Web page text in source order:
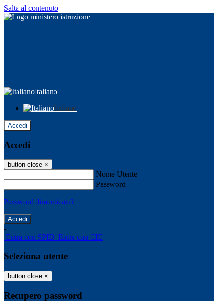
Salta al contenuto
Italiano
Italiano
Accedi
Accedi
button close ×
Nome Utente
Password
Password dimenticata?
-
Entra con SPID Entra con CIE
Seleziona utente
button close ×
Recupero password